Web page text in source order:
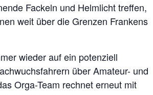
Fackeln und Helmlicht treffen,
weit über die Grenzen Frankens
wieder auf ein potenziell
über Amateur- und
Orga-Team rechnet erneut mit